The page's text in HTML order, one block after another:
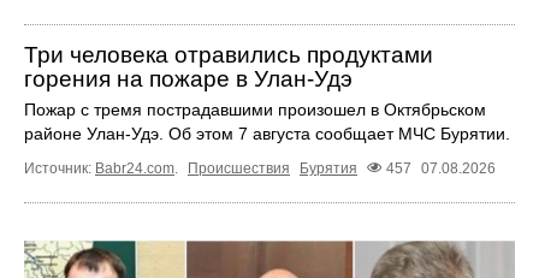
Три человека отравились продуктами
горения на пожаре в Улан-Удэ
Пожар с тремя пострадавшими произошел в Октябрьском
районе Улан-Удэ. Об этом 7 августа сообщает МЧС Бурятии.
Источник: Babr24.com. Происшествия Бурятия 457 07.08.2026